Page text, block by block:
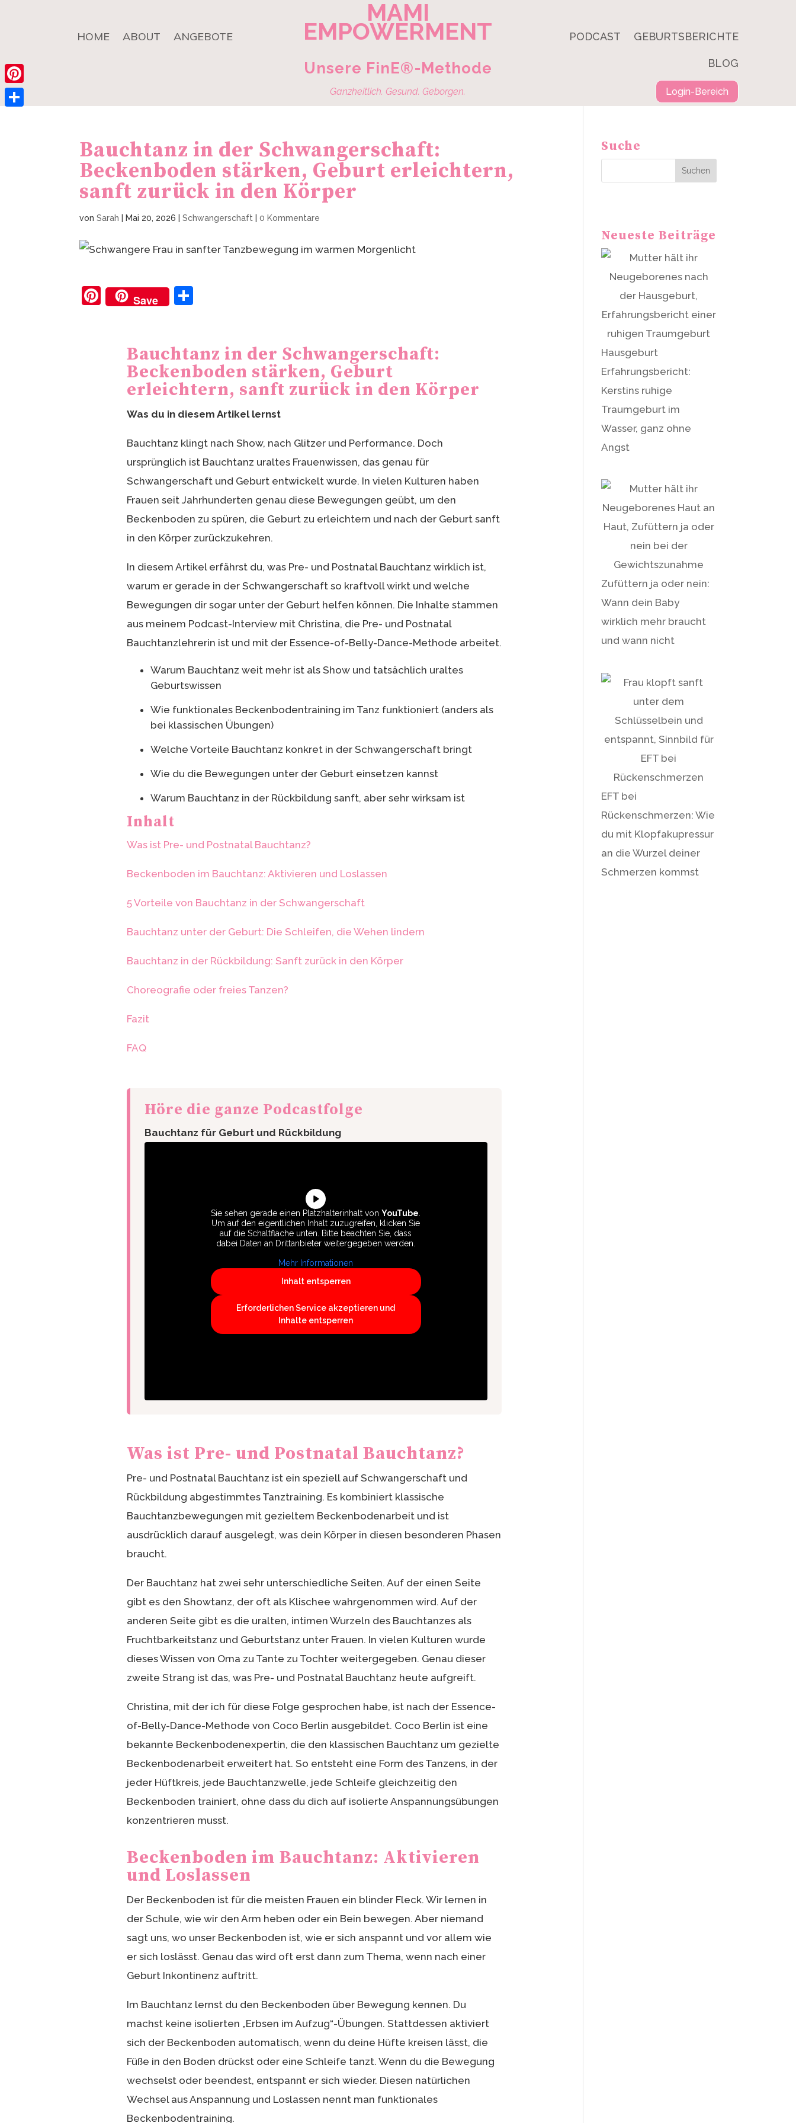
HOME ABOUT ANGEBOTE
MAMI
EMPOWERMENT
Unsere FinE®-Methode
Ganzheitlich. Gesund. Geborgen.
PODCAST GEBURTSBERICHTE
BLOG
Login-Bereich
Bauchtanz in der Schwangerschaft:
Beckenboden stärken, Geburt erleichtern,
sanft zurück in den Körper
vonSarah |Mai 20, 2026 |Schwangerschaft |0 Kommentare
Pi
Save
n
Bauchtanz in der Schwangerschaft:
Beckenboden stärken, Geburt
erleichtern, sanft zurück in den Körper
Was du in diesem Artikel lernst
Bauchtanz klingt nach Show, nach Glitzer und Performance. Doch
ursprünglich ist Bauchtanz uraltes Frauenwissen, das genau für
Schwangerschaft und Geburt entwickelt wurde. In vielen Kulturen haben
Frauen seit Jahrhunderten genau diese Bewegungen geübt, um den
Beckenboden zu spüren, die Geburt zu erleichtern und nach der Geburt sanft
in den Körper zurückzukehren.
In diesem Artikel erfährst du, was Pre- und Postnatal Bauchtanz wirklich ist,
warum er gerade in der Schwangerschaft so kraftvoll wirkt und welche
Bewegungen dir sogar unter der Geburt helfen können. Die Inhalte stammen
aus meinem Podcast-Interview mit Christina, die Pre- und Postnatal
Bauchtanzlehrerin ist und mit der Essence-of-Belly-Dance-Methode arbeitet.
Warum Bauchtanz weit mehr ist als Show und tatsächlich uraltes
Geburtswissen
Wie funktionales Beckenbodentraining im Tanz funktioniert (anders als
bei klassischen Übungen)
Welche Vorteile Bauchtanz konkret in der Schwangerschaft bringt
Wie du die Bewegungen unter der Geburt einsetzen kannst
Warum Bauchtanz in der Rückbildung sanft, aber sehr wirksam ist
Inhalt
Was ist Pre- und Postnatal Bauchtanz?
Beckenboden im Bauchtanz: Aktivieren und Loslassen
5 Vorteile von Bauchtanz in der Schwangerschaft
Bauchtanz unter der Geburt: Die Schleifen, die Wehen lindern
Bauchtanz in der Rückbildung: Sanft zurück in den Körper
Choreografie oder freies Tanzen?
Fazit
FAQ
Höre die ganze Podcastfolge
Bauchtanz für Geburt und Rückbildung
Sie sehen gerade einen Platzhalterinhalt vonYouTube
Um auf den eigentlichen Inhalt zuzugreifen, klicken Sie
auf die Schaltfläche unten. Bitte beachten Sie, dass
dabei Daten an Drittanbieter weitergegeben werden.
Mehr Informationen
Inhalt entsperren
Erforderlichen Service akzeptieren und
Inhalte entsperren
Was ist Pre- und Postnatal Bauchtanz?
Pre- und Postnatal Bauchtanz ist ein speziell auf Schwangerschaft und
Rückbildung abgestimmtes Tanztraining. Es kombiniert klassische
Bauchtanzbewegungen mit gezieltem Beckenbodenarbeit und ist
ausdrücklich darauf ausgelegt, was dein Körper in diesen besonderen Phasen
braucht.
Der Bauchtanz hat zwei sehr unterschiedliche Seiten. Auf der einen Seite
gibt es den Showtanz, der oft als Klischee wahrgenommen wird. Auf der
anderen Seite gibt es die uralten, intimen Wurzeln des Bauchtanzes als
Fruchtbarkeitstanz und Geburtstanz unter Frauen. In vielen Kulturen wurde
dieses Wissen von Oma zu Tante zu Tochter weitergegeben. Genau dieser
zweite Strang ist das, was Pre- und Postnatal Bauchtanz heute aufgreift.
Christina, mit der ich für diese Folge gesprochen habe, ist nach der Essence-
of-Belly-Dance-Methode von Coco Berlin ausgebildet. Coco Berlin ist eine
bekannte Beckenbodenexpertin, die den klassischen Bauchtanz um gezielte
Beckenbodenarbeit erweitert hat. So entsteht eine Form des Tanzens, in der
jeder Hüftkreis, jede Bauchtanzwelle, jede Schleife gleichzeitig den
Beckenboden trainiert, ohne dass du dich auf isolierte Anspannungsübungen
konzentrieren musst.
Beckenboden im Bauchtanz: Aktivieren
und Loslassen
Der Beckenboden ist für die meisten Frauen ein blinder Fleck. Wir lernen in
der Schule, wie wir den Arm heben oder ein Bein bewegen. Aber niemand
sagt uns, wo unser Beckenboden ist, wie er sich anspannt und vor allem wie
er sich loslässt. Genau das wird oft erst dann zum Thema, wenn nach einer
Geburt Inkontinenz auftritt.
Im Bauchtanz lernst du den Beckenboden über Bewegung kennen. Du
machst keine isolierten „Erbsen im Aufzug“-Übungen. Stattdessen aktiviert
sich der Beckenboden automatisch, wenn du deine Hüfte kreisen lässt, die
Füße in den Boden drückst oder eine Schleife tanzt. Wenn du die Bewegung
wechselst oder beendest, entspannt er sich wieder. Diesen natürlichen
Wechsel aus Anspannung und Loslassen nennt man funktionales
Beckenbodentraining.
Suche
Suchen
Neueste Beiträge
Hausgeburt
Erfahrungsbericht:
Kerstins ruhige
Traumgeburt im
Wasser, ganz ohne
Angst
Zufüttern ja oder nein:
Wann dein Baby
wirklich mehr braucht
und wann nicht
EFT bei
Rückenschmerzen: Wie
du mit Klopfakupressur
an die Wurzel deiner
Schmerzen kommst
Pinterest